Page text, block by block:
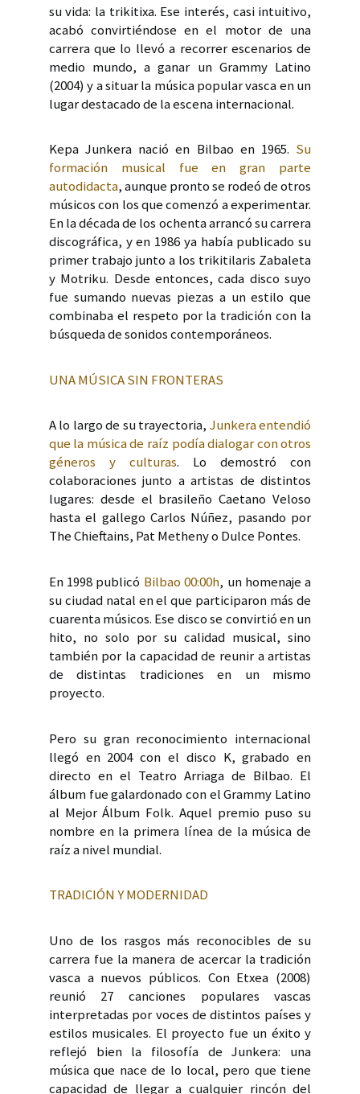
su vida: la trikitixa. Ese interés, casi intuitivo,
acabó convirtiéndose en el motor de una
carrera que lo llevó a recorrer escenarios de
medio mundo, a ganar un Grammy Latino
(2004) y a situar la música popular vasca en un
lugar destacado de la escena internacional.
Kepa Junkera nació en Bilbao en 1965. Su
formación musical fue en gran parte
autodidacta, aunque pronto se rodeó de otros
músicos con los que comenzó a experimentar.
En la década de los ochenta arrancó su carrera
discográfica, y en 1986 ya había publicado su
primer trabajo junto a los trikitilaris Zabaleta
y Motriku. Desde entonces, cada disco suyo
fue sumando nuevas piezas a un estilo que
combinaba el respeto por la tradición con la
búsqueda de sonidos contemporáneos.
UNA MÚSICA SIN FRONTERAS
A lo largo de su trayectoria, Junkera entendió
que la música de raíz podía dialogar con otros
géneros y culturas. Lo demostró con
colaboraciones junto a artistas de distintos
lugares: desde el brasileño Caetano Veloso
hasta el gallego Carlos Núñez, pasando por
The Chieftains, Pat Metheny o Dulce Pontes.
En 1998 publicó Bilbao 00:00h, un homenaje a
su ciudad natal en el que participaron más de
cuarenta músicos. Ese disco se convirtió en un
hito, no solo por su calidad musical, sino
también por la capacidad de reunir a artistas
de distintas tradiciones en un mismo
proyecto.
Pero su gran reconocimiento internacional
llegó en 2004 con el disco K, grabado en
directo en el Teatro Arriaga de Bilbao. El
álbum fue galardonado con el Grammy Latino
al Mejor Álbum Folk. Aquel premio puso su
nombre en la primera línea de la música de
raíz a nivel mundial.
TRADICIÓN Y MODERNIDAD
Uno de los rasgos más reconocibles de su
carrera fue la manera de acercar la tradición
vasca a nuevos públicos. Con Etxea (2008)
reunió 27 canciones populares vascas
interpretadas por voces de distintos países y
estilos musicales. El proyecto fue un éxito y
reflejó bien la filosofía de Junkera: una
música que nace de lo local, pero que tiene
capacidad de llegar a cualquier rincón del